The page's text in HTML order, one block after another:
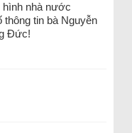
hình nhà nước
thông tin bà Nguyễn
Đức!